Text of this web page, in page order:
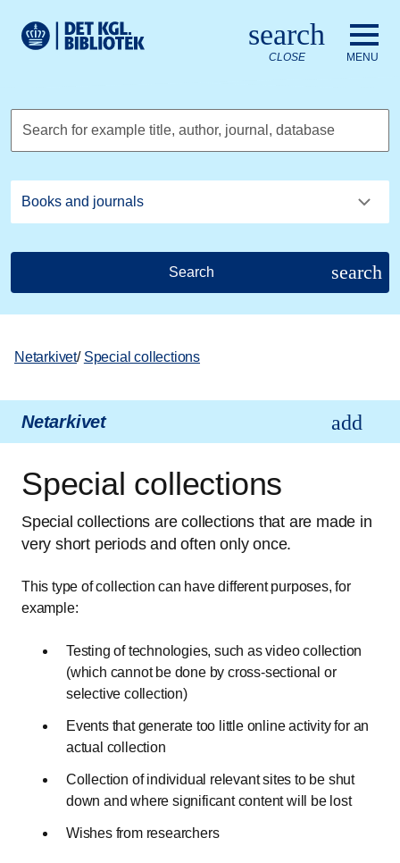
Royal Danish Library logo. Go to the Royal Danish Library
search
CLOSE MENU
Search for example title, author, journal, database
Search search
Netarkivet/ Special collections
Netarkivet
Special collections
Special collections are collections that are made in
very short periods and often only once.
This type of collection can have different purposes, for
example:
Testing of technologies, such as video collection
(which cannot be done by cross-sectional or
selective collection)
Events that generate too little online activity for an
actual collection
Collection of individual relevant sites to be shut
down and where significant content will be lost
Wishes from researchers